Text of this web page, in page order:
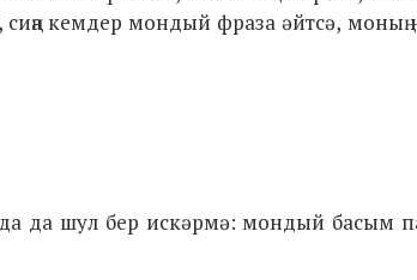
кемдер мондый фраза әйтсә, моның
да шул бер искәрмә: мондый басым